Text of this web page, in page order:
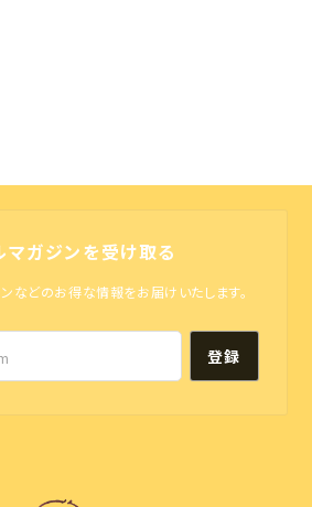
マガジンを受け取る
などのお得な情報をお届けいたします。
登録